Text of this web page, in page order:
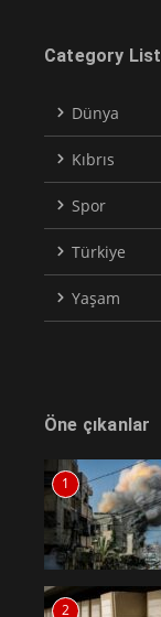
Category List
Dünya
Kıbrıs
Spor
Türkiye
Yaşam
Öne çıkanlar
1
2